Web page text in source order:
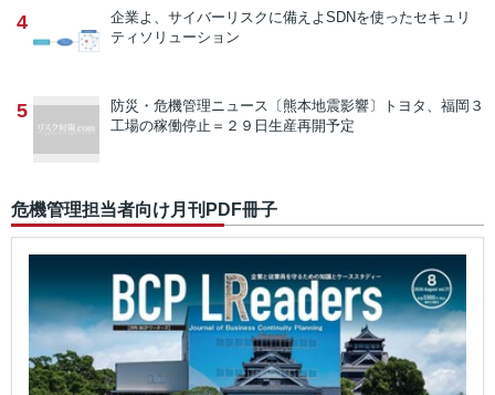
4 企業よ、サイバーリスクに備えよ SDNを使ったセキュリ
ティソリューション
5 防災・危機管理ニュース 〔熊本地震影響〕トヨタ、福岡３
工場の稼働停止＝２９日生産再開予定
危機管理担当者向け月刊PDF冊子